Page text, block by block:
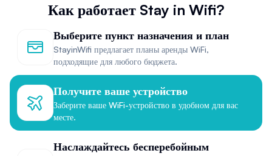
Как работает Stay in Wifi?
Выберите пункт назначения и план
StayinWifi предлагает планы аренды WiFi,
подходящие для любого бюджета.
Получите ваше устройство
Заберите ваше WiFi-устройство в удобном для вас
месте.
Наслаждайтесь бесперебойным